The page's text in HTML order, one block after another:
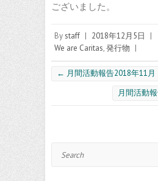
ございました。
Bystaff | 2018年12月5日
|
We are Caritas,発行物 |
← 月間活動報告2018年11月
月間活動